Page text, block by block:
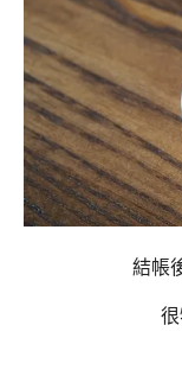
結帳